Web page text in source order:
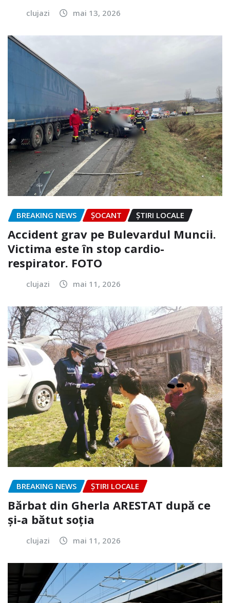
clujazi mai 13, 2026
BREAKING NEWS ȘOCANT ȘTIRI LOCALE
Accident grav pe Bulevardul Muncii.
Victima este în stop cardio-
respirator. FOTO
clujazi mai 11, 2026
BREAKING NEWS ȘTIRI LOCALE
Bărbat din Gherla ARESTAT după ce
și-a bătut soția
clujazi mai 11, 2026